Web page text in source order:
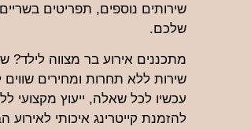
שירותים נוספים, תפריטים
שלכם.
מתכננים אירוע בר מצווה לילד?
עכשיו לכל שאלה, ייעוץ מקצועי
להזמנת קייטרינג איכותי